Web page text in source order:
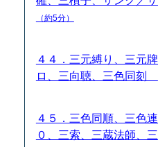
（約5分）
４４．三元縛り、三元
ロ、三向聴、三色同刻
４５．三色同順、三色
０、三索、三蔵法師、